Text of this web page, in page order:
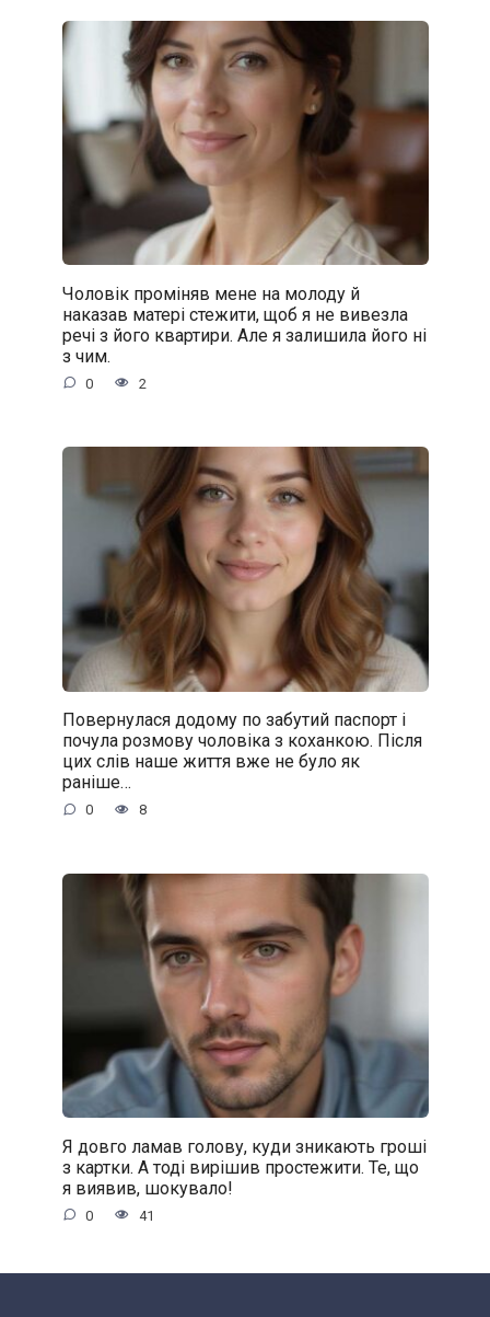
Чоловік проміняв мене на молоду й
наказав матері стежити, щоб я не вивезла
речі з його квартири. Але я залишила його ні
з чим.
0 2
Повернулася додому по забутий паспорт і
почула розмову чоловіка з коханкою. Після
цих слів наше життя вже не було як
раніше…
0 8
Я довго ламав голову, куди зникають гроші
з картки. А тоді вирішив простежити. Те, що
я виявив, шокувало!
0 41